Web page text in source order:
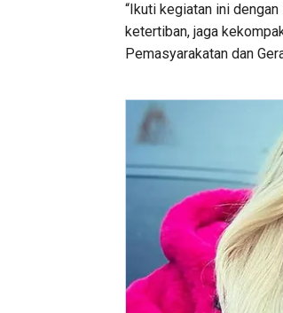
“Ikuti kegiatan ini
ketertiban, jaga
Pemasyarakatan dan